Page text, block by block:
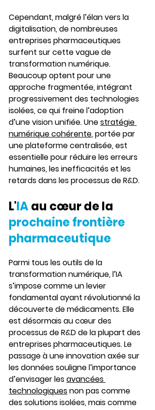
Cependant, malgré l’élan vers la
digitalisation, de nombreuses
entreprises pharmaceutiques
surfent sur cette vague de
transformation numérique.
Beaucoup optent pour une
approche fragmentée, intégrant
progressivement des technologies
isolées, ce qui freine l’adoption
d’une vision unifiée. Une stratégie
numérique cohérente, portée par
une plateforme centralisée, est
essentielle pour réduire les erreurs
humaines, les inefficacités et les
retards dans les processus de R&D.
L'IA au cœur de la
prochaine frontière
pharmaceutique
Parmi tous les outils de la
transformation numérique, l’IA
s’impose comme un levier
fondamental ayant révolutionné la
découverte de médicaments. Elle
est désormais au cœur des
processus de R&D de la plupart des
entreprises pharmaceutiques. Le
passage à une innovation axée sur
les données souligne l’importance
d’envisager les avancées
technologiques non pas comme
des solutions isolées, mais comme